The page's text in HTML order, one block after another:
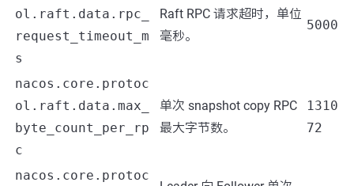
ol.raft.data.rpc_
request_timeout_m
s
Raft RPC 请求超时，单位
毫秒。
5000
nacos.core.protoc
ol.raft.data.max_
byte_count_per_rp
c
单次 snapshot copy RPC
最大字节数。
1310
72
nacos.core.protoc